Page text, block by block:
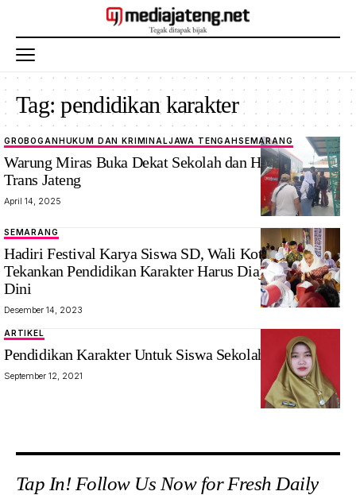
Tag:pendidikan karakter
Sejumlah
pelajar saat
hendak naik
bus Trans
Jateng di
Pasar
Godong,
Grobogan
yang dikelilingi
penjual miras,
Senin
(14/4/2025).
(mediajateng.net)
GROBOGANHUKUM DAN KRIMINALJAWA TENGAHSEMARANG
Warung Miras Buka Dekat Sekolah dan Halter Bus
Trans Jateng
April 14, 2025
SEMARANG
Hadiri Festival Karya Siswa SD, Wali Kota Semarang
Tekankan Pendidikan Karakter Harus Diajarkan Sejak
Dini
Desember 14, 2023
ARTIKEL
Pendidikan Karakter Untuk Siswa Sekolah Dasar
September 12, 2021
Tap In! Follow Us Now for Fresh Daily